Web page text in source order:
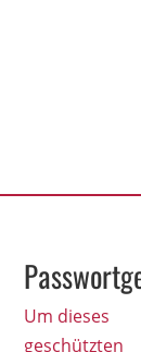
Um dieses
geschützten